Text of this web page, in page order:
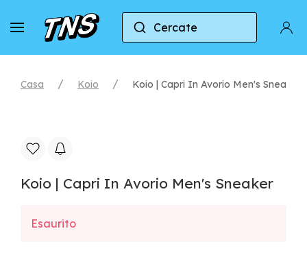
Cercate
Casa Koio Koio | Capri In Avorio Men's Sneaker
Koio | Capri In Avorio Men's Sneaker
Esaurito